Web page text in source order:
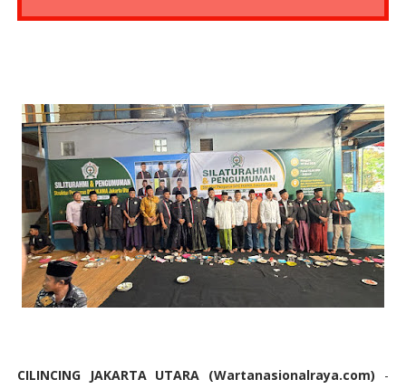
CILINCING JAKARTA UTARA (Wartanasionalraya.com) -